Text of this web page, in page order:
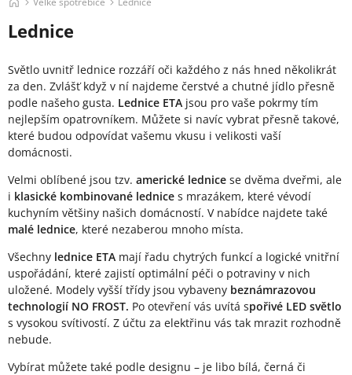
Lednice
Světlo uvnitř lednice rozzáří oči každého z nás hned několikrát
za den. Zvlášť když v ní najdeme čerstvé a chutné jídlo přesně
podle našeho gusta. Lednice ETA jsou pro vaše pokrmy tím
nejlepším opatrovníkem. Můžete si navíc vybrat přesně takové,
které budou odpovídat vašemu vkusu i velikosti vaší
domácnosti.
Velmi oblíbené jsou tzv. americké lednice se dvěma dveřmi, ale
i klasické kombinované lednice s mrazákem, které vévodí
kuchyním většiny našich domácností. V nabídce najdete také
malé lednice, které nezaberou mnoho místa.
Všechny lednice ETA mají řadu chytrých funkcí a logické vnitřní
uspořádání, které zajistí optimální péči o potraviny v nich
uložené. Modely vyšší třídy jsou vybaveny beznámrazovou
technologií NO FROST. Po otevření vás uvítá spořivé LED světlo
s vysokou svítivostí. Z účtu za elektřinu vás tak mrazit rozhodně
nebude.
Vybírat můžete také podle designu – je libo bílá, černá či